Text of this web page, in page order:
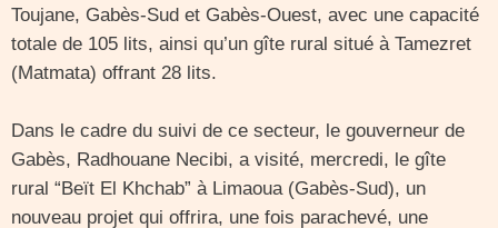
Toujane, Gabès-Sud et Gabès-Ouest, avec une capacité
totale de 105 lits, ainsi qu’un gîte rural situé à Tamezret
(Matmata) offrant 28 lits.
Dans le cadre du suivi de ce secteur, le gouverneur de
Gabès, Radhouane Necibi, a visité, mercredi, le gîte
rural “Beït El Khchab” à Limaoua (Gabès-Sud), un
nouveau projet qui offrira, une fois parachevé, une